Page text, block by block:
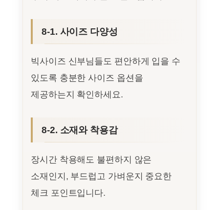
8-1. 사이즈 다양성
빅사이즈 신부님들도 편안하게 입을 수
있도록 충분한 사이즈 옵션을
제공하는지 확인하세요.
8-2. 소재와 착용감
장시간 착용해도 불편하지 않은
소재인지, 부드럽고 가벼운지 중요한
체크 포인트입니다.